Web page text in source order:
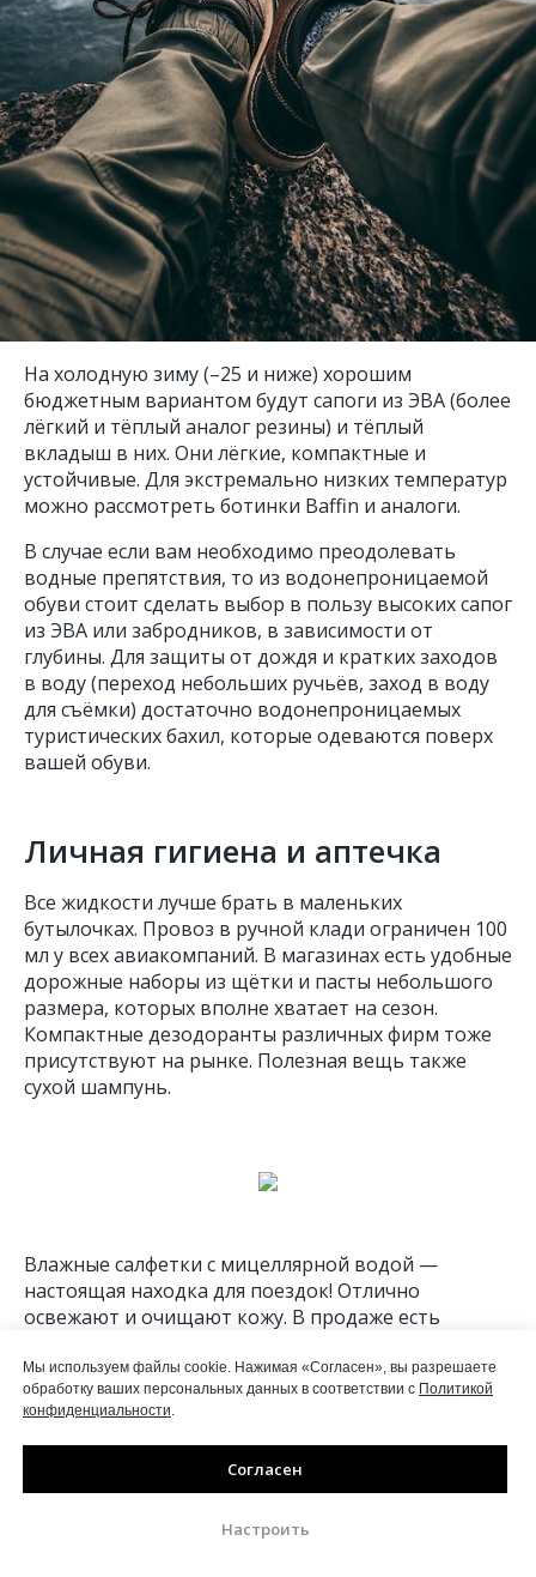
На холодную зиму (–25 и ниже) хорошим
бюджетным вариантом будут сапоги из ЭВА (более
лёгкий и тёплый аналог резины) и тёплый
вкладыш в них. Они лёгкие, компактные и
устойчивые. Для экстремально низких температур
можно рассмотреть ботинки Baffin и аналоги.
В случае если вам необходимо преодолевать
водные препятствия, то из водонепроницаемой
обуви стоит сделать выбор в пользу высоких сапог
из ЭВА или забродников, в зависимости от
глубины. Для защиты от дождя и кратких заходов
в воду (переход небольших ручьёв, заход в воду
для съёмки) достаточно водонепроницаемых
туристических бахил, которые одеваются поверх
вашей обуви.
Личная гигиена и аптечка
Все жидкости лучше брать в маленьких
бутылочках. Провоз в ручной клади ограничен 100
мл у всех авиакомпаний. В магазинах есть удобные
дорожные наборы из щётки и пасты небольшого
размера, которых вполне хватает на сезон.
Компактные дезодоранты различных фирм тоже
присутствуют на рынке. Полезная вещь также
сухой шампунь.
Влажные салфетки с мицеллярной водой —
настоящая находка для поездок! Отлично
освежают и очищают кожу. В продаже есть
будет иметь при себе и гигиеническую помаду,
которая сохранит губы от растрескивания и
обветривания в любой сезон.
Если предстоит много бывать на солнце, то
пригодится компактный тюбик крема от загара с
высоким фактором солнцезащиты, учитываем,
что в горах на высоте ультрафиолет активный в
Мы используем файлы cookie. Нажимая «Согласен», вы разрешаете
обработку ваших персональных данных в соответствии с Политикой
конфиденциальности.
Согласен
Настроить